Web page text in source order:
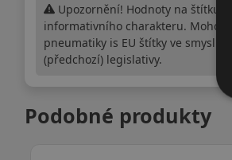
Upozornění! Hodnoty na štítku
informativního charakteru. Mohou
pneumatiky is EU štítky ve smyslu
(předchozí) legislativy.
Podobné produkty